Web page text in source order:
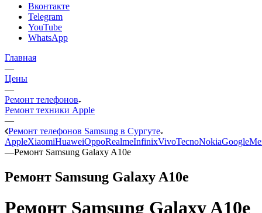
Вконтакте
Telegram
YouTube
WhatsApp
Главная
—
Цены
—
Ремонт телефонов
Ремонт техники Apple
—
Ремонт телефонов Samsung в Сургуте
AppleXiaomiHuaweiOppoRealmeInfinixVivoTecnoNokiaGoogle
—Ремонт Samsung Galaxy A10e
Ремонт Samsung Galaxy A10e
Ремонт Samsung Galaxy A10e